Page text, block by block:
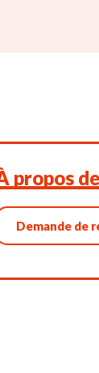
propos
Demande de